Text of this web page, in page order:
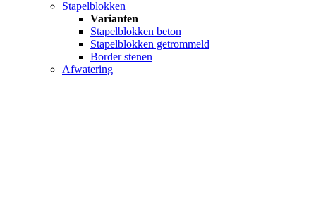
Stapelblokken
Varianten
Stapelblokken beton
Stapelblokken getrommeld
Border stenen
Afwatering